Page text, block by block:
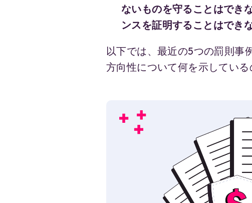
ないものを守ることはでき
ンスを証明することはでき
以下では、最近の5つの罰則事
方向性について何を示している